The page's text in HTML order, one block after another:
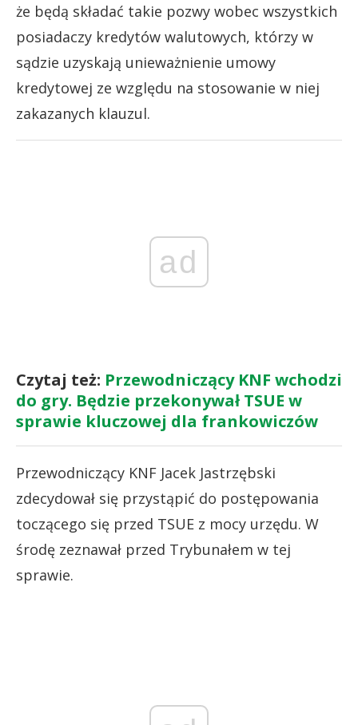
że będą składać takie pozwy wobec wszystkich
posiadaczy kredytów walutowych, którzy w
sądzie uzyskają unieważnienie umowy
kredytowej ze względu na stosowanie w niej
zakazanych klauzul.
ad
Czytaj też: Przewodniczący KNF wchodzi
do gry. Będzie przekonywał TSUE w
sprawie kluczowej dla frankowiczów
Przewodniczący KNF Jacek Jastrzębski
zdecydował się przystąpić do postępowania
toczącego się przed TSUE z mocy urzędu. W
środę zeznawał przed Trybunałem w tej
sprawie.